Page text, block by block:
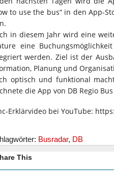
to use the bus“ in den App-
in diesem Jahr wird eine
eine
werden. Ziel ist der
Planung und
optisch und funktional
die App von DB Regio
Erklärvideo bei YouTube:
Busradar, DB
This